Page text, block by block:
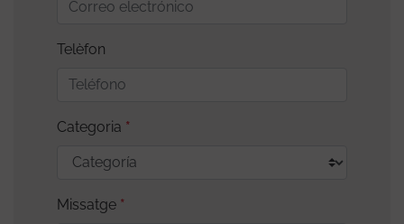
Telèfon
Categoria
Missatge